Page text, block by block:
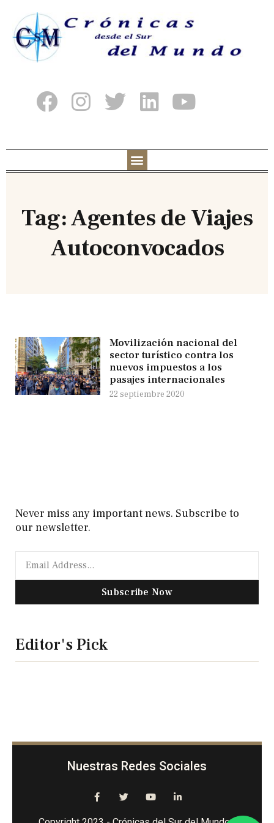
Tag: Agentes de Viajes
Autoconvocados
Movilización nacional del
sector turístico contra los
nuevos impuestos a los
pasajes internacionales
22 septiembre 2020
Never miss any important news. Subscribe to
our newsletter.
Subscribe Now
Editor's Pick
Nuestras Redes Sociales